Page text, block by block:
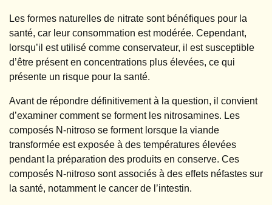
Les formes naturelles de nitrate sont bénéfiques pour la
santé, car leur consommation est modérée. Cependant,
lorsqu’il est utilisé comme conservateur, il est susceptible
d’être présent en concentrations plus élevées, ce qui
présente un risque pour la santé.
Avant de répondre définitivement à la question, il convient
d’examiner comment se forment les nitrosamines. Les
composés N-nitroso se forment lorsque la viande
transformée est exposée à des températures élevées
pendant la préparation des produits en conserve. Ces
composés N-nitroso sont associés à des effets néfastes sur
la santé, notamment le cancer de l’intestin.